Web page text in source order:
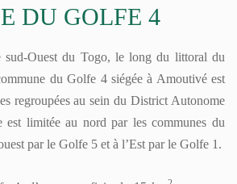
RÉGIONALE DE LA CHAMBRE DE
AUTONOME DU GRAND LOMÉ
DU GRAND LOMÉ A TENU SA 2ÈME
GRAND LOMÉ : VERS UNE SYNERGIE
DE LA CAMPAGNE DE VACCINATION
UN DÉPOTOIR SAUVAGE DANS LA
SPORTIFS OFFERTS AUX COMMUNES DU
DU GOLFE 4
sud-Ouest du Togo, le long du littoral du
du Golfe 4 siégée à Amoutivé est
regroupées au sein du District Autonome
limitée au nord par les communes du
par le Golfe 5 et à l’Est par le Golfe 1.